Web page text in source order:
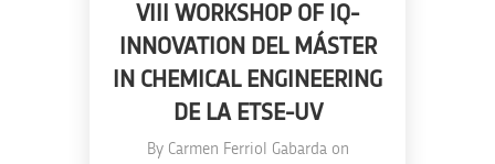
VIII WORKSHOP OF IQ-
INNOVATION DEL MÁSTER
IN CHEMICAL ENGINEERING
DE LA ETSE-UV
By Carmen Ferriol Gabardaon